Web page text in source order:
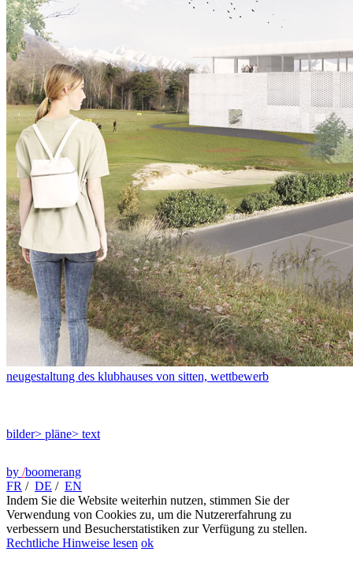
neugestaltung des klubhauses von sitten, wettbewerb
bilder> pläne> text
by /boomerang
FR / DE / EN
Indem Sie die Website weiterhin nutzen, stimmen Sie der
Verwendung von Cookies zu, um die Nutzererfahrung zu
verbessern und Besucherstatistiken zur Verfügung zu stellen.
Rechtliche Hinweise lesen ok